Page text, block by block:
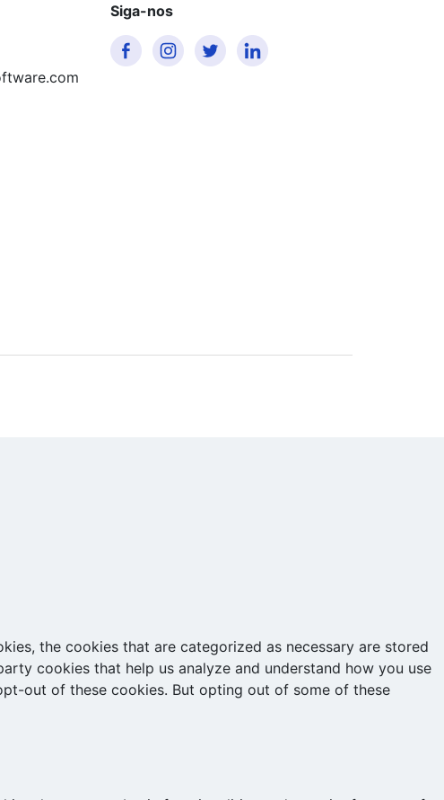
Siga-nos
the cookies that are categorized as necessary are stored
cookies that help us analyze and understand how you use
out of these cookies. But opting out of some of these